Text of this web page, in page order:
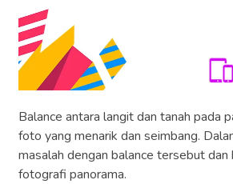
Balance antara langit dan tanah pada
foto yang menarik dan seimbang.
masalah dengan balance tersebut
fotografi panorama.